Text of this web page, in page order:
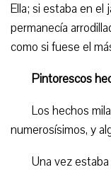
Ella; si estaba en el
permanecía
como si fuese el
Pintorescos
Los hechos
numerosísimos, y
Una vez